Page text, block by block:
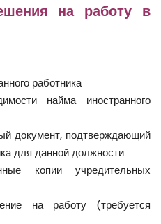
на работу в
работника
найма иностранного
документ, подтверждающий
для данной должности
копии учредительных
на работу (требуется